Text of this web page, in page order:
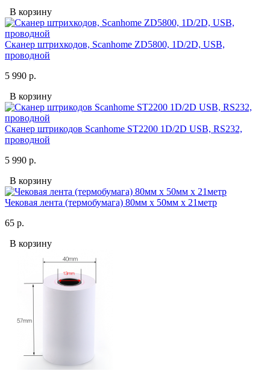
В корзину
Сканер штрихкодов, Scanhome ZD5800, 1D/2D, USB,
проводной
5 990 р.
В корзину
Сканер штрикодов Scanhome ST2200 1D/2D USB, RS232,
проводной
5 990 р.
В корзину
Чековая лента (термобумага) 80мм x 50мм х 21метр
65 р.
В корзину